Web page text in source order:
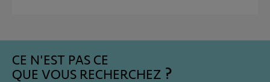
CE N'EST PAS CE
QUE VOUS RECHERCHEZ